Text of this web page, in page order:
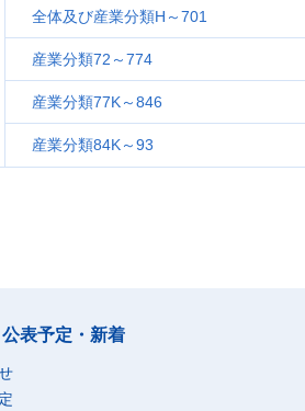
全体及び産業分類H～701
産業分類72～774
産業分類77K～846
産業分類84K～93
表予定・新着